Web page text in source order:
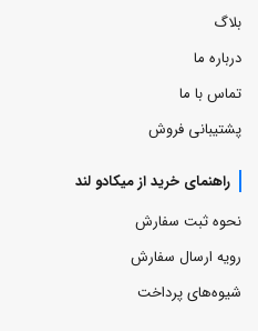
بلاگ
درباره ما
تماس با ما
پشتیبانی فروش
راهنمای خرید از میکادو لند
نحوه ثبت سفارش
رویه ارسال سفارش
شیوه‌های پرداخت